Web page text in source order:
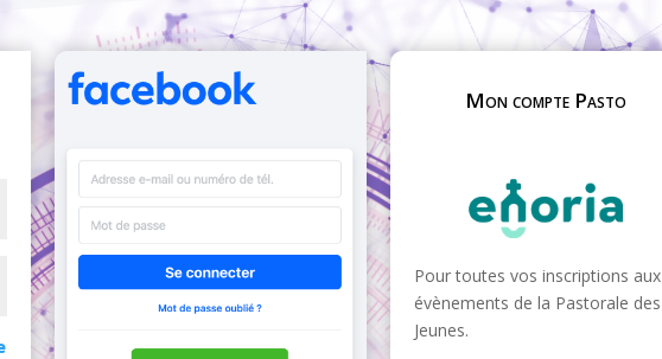
Mon compte Pasto
Pour toutes vos inscriptions aux
évènements de la Pastorale des
Jeunes.